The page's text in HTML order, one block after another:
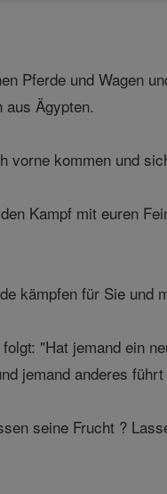
Pferde und Wagen
Ägypten.
vorne kommen und
Kampf mit euren
kämpfen für Sie und
"Hat jemand ein
jemand anderes
seine Frucht ?